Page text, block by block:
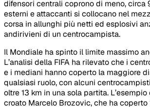
difensori centrali coprono di meno, circa
esterni e attaccanti si collocano nel
corsa in allunghi più netti ed esplosivi
andirivieni di un centrocampista.
Il Mondiale ha spinto il limite massimo
L’analisi della FIFA ha rilevato che i
e i mediani hanno coperto la maggiore
qualsiasi ruolo, con alcuni
oltre 13 km in una sola partita.
croato Marcelo Brozovic, che ha coperto